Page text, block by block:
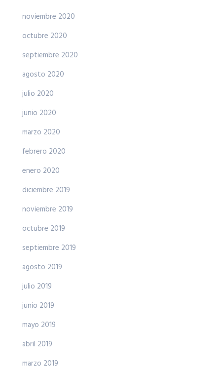
noviembre 2020
octubre 2020
septiembre 2020
agosto 2020
julio 2020
junio 2020
marzo 2020
febrero 2020
enero 2020
diciembre 2019
noviembre 2019
octubre 2019
septiembre 2019
agosto 2019
julio 2019
junio 2019
mayo 2019
abril 2019
marzo 2019